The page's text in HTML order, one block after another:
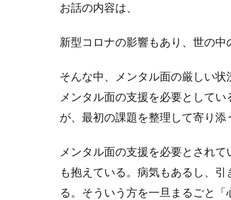
お話の内容は、
新型コロナの影響もあり、世の中
そんな中、メンタル面の厳しい状
メンタル面の支援を必要として
が、最初の課題を整理して寄り添
メンタル面の支援を必要とされ
も抱えている。病気もあるし、
る。そういう方を一旦まるごと